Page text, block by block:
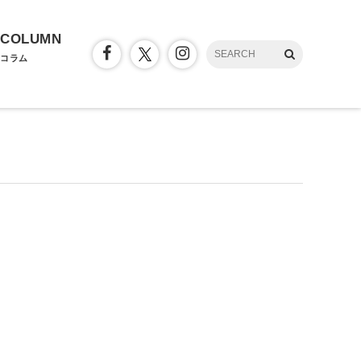
COLUMN
コラム